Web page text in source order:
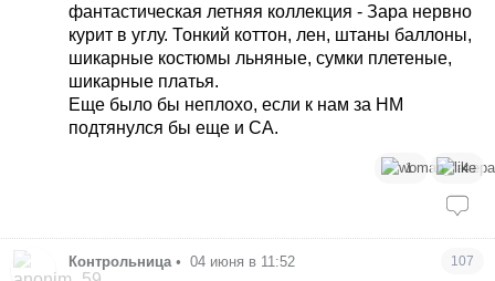
фантастическая летняя коллекция - Зара нервно
курит в углу. Тонкий коттон, лен, штаны баллоны,
шикарные костюмы льняные, сумки плетеные,
шикарные платья.
Еще было бы неплохо, если к нам за НМ
подтянулся бы еще и СА.
1 4
Контрольница • 04 июня в 11:52 107